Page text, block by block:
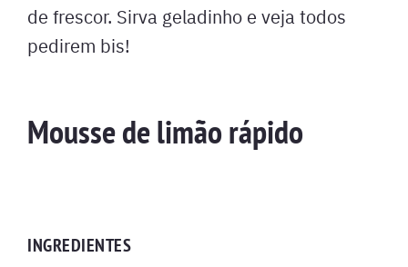
de frescor. Sirva geladinho e veja todos
pedirem bis!
Mousse de limão rápido
INGREDIENTES